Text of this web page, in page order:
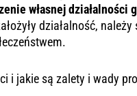
własnej działalności
działalność,
i jakie są zalety i wady